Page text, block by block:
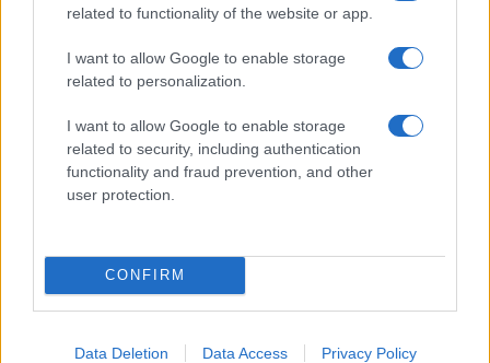
related to functionality of the website or app.
I want to allow Google to enable storage
related to personalization.
I want to allow Google to enable storage
related to security, including authentication
functionality and fraud prevention, and other
user protection.
CONFIRM
Data Deletion Data Access Privacy Policy
Cosmetici cooling: la nuova tendenza beauty in Cina
Camilla Fiore · 9 Ago 2026
ALIMENTAZIONE